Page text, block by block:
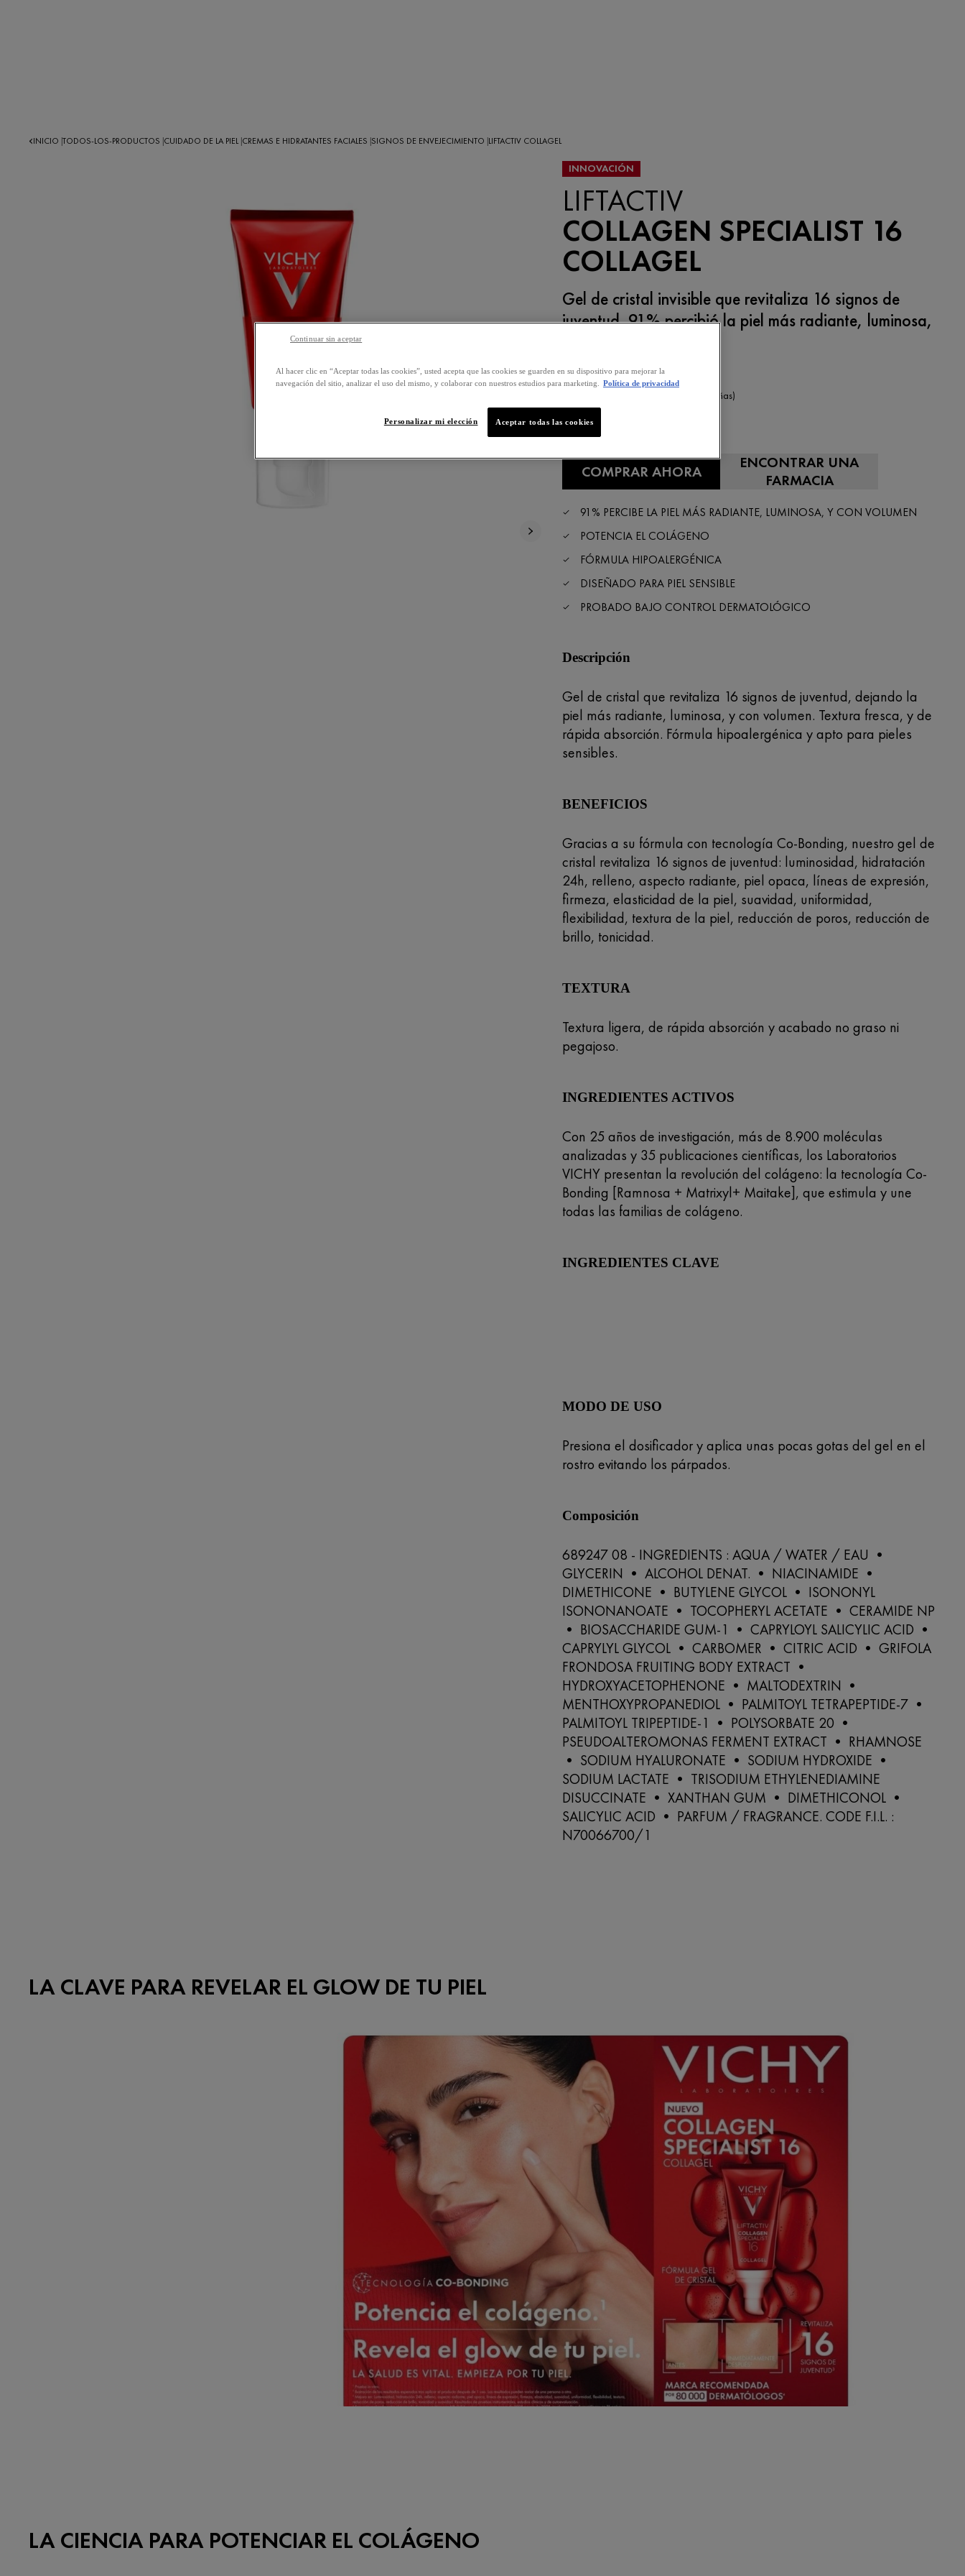
INICIO TODOS-LOS-PRODUCTOS CUIDADO DE LA PIEL CREMAS E HIDRATANTES FACIALES SIGNOS DE ENVEJECIMIENTO LIFTACTIV COLLAGEL
INNOVACIÓN
LIFTACTIV
COLLAGEN SPECIALIST 16
COLLAGEL
Gel de cristal invisible que revitaliza 16 signos de
juventud. 91% percibió la piel más radiante, luminosa,
0,0/5 (0 Reseñas)
Selected size 50 ML
COMPRAR AHORA
ENCONTRAR UNA
FARMACIA
91% PERCIBE LA PIEL MÁS RADIANTE, LUMINOSA, Y CON VOLUMEN
POTENCIA EL COLÁGENO
FÓRMULA HIPOALERGÉNICA
DISEÑADO PARA PIEL SENSIBLE
PROBADO BAJO CONTROL DERMATOLÓGICO
Descripción
Gel de cristal que revitaliza 16 signos de juventud, dejando la
piel más radiante, luminosa, y con volumen. Textura fresca, y de
rápida absorción. Fórmula hipoalergénica y apto para pieles
sensibles.
BENEFICIOS
Gracias a su fórmula con tecnología Co-Bonding, nuestro gel de
cristal revitaliza 16 signos de juventud: luminosidad, hidratación
24h, relleno, aspecto radiante, piel opaca, líneas de expresión,
firmeza, elasticidad de la piel, suavidad, uniformidad,
flexibilidad, textura de la piel, reducción de poros, reducción de
brillo, tonicidad.
TEXTURA
Textura ligera, de rápida absorción y acabado no graso ni
pegajoso.
INGREDIENTES ACTIVOS
Con 25 años de investigación, más de 8.900 moléculas
analizadas y 35 publicaciones científicas, los Laboratorios
VICHY presentan la revolución del colágeno: la tecnología Co-
Bonding [Ramnosa + Matrixyl+ Maitake], que estimula y une
todas las familias de colágeno.
INGREDIENTES CLAVE
MODO DE USO
Presiona el dosificador y aplica unas pocas gotas del gel en el
rostro evitando los párpados.
Composición
689247 08 - INGREDIENTS : AQUA / WATER / EAU •
GLYCERIN • ALCOHOL DENAT. • NIACINAMIDE •
DIMETHICONE • BUTYLENE GLYCOL • ISONONYL
ISONONANOATE • TOCOPHERYL ACETATE • CERAMIDE NP
• BIOSACCHARIDE GUM-1 • CAPRYLOYL SALICYLIC ACID •
CAPRYLYL GLYCOL • CARBOMER • CITRIC ACID • GRIFOLA
FRONDOSA FRUITING BODY EXTRACT •
HYDROXYACETOPHENONE • MALTODEXTRIN •
MENTHOXYPROPANEDIOL • PALMITOYL TETRAPEPTIDE-7 •
PALMITOYL TRIPEPTIDE-1 • POLYSORBATE 20 •
PSEUDOALTEROMONAS FERMENT EXTRACT • RHAMNOSE
• SODIUM HYALURONATE • SODIUM HYDROXIDE •
SODIUM LACTATE • TRISODIUM ETHYLENEDIAMINE
DISUCCINATE • XANTHAN GUM • DIMETHICONOL •
SALICYLIC ACID • PARFUM / FRAGRANCE. CODE F.I.L. :
N70066700/1
LA CLAVE PARA REVELAR EL GLOW DE TU PIEL
LA CIENCIA PARA POTENCIAR EL COLÁGENO
Al hacer clic en “Aceptar todas las cookies”, usted acepta que las cookies se guarden en su dispositivo para mejorar la
navegación del sitio, analizar el uso del mismo, y colaborar con nuestros estudios para marketing.
Política de privacidad
Aceptar todas las cookies
Personalizar mi elección
Continuar sin aceptar